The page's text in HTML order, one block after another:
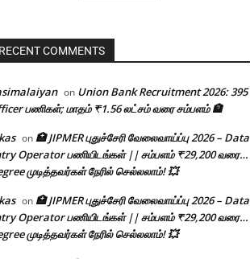
RECENT COMMENTS
on Union Bank Recruitment 2026: 395
பணிகள்; மாதம் ₹1.56 லட்சம் வரை சம்பளம் 🏦
on🏥 JIPMER புதுச்சேரி வேலைவாய்ப்பு 2026 – Data
Operator பணியிடங்கள் || சம்பளம் ₹29,200 வரை…
முடித்தவர்கள் நேரில் செல்லலாம்! 💥
on🏥 JIPMER புதுச்சேரி வேலைவாய்ப்பு 2026 – Data
Operator பணியிடங்கள் || சம்பளம் ₹29,200 வரை…
முடித்தவர்கள் நேரில் செல்லலாம்! 💥